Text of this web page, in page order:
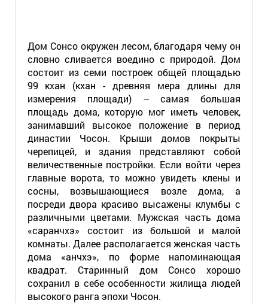
Дом Сонсо окружен лесом, благодаря чему он
словно сливается воедино с природой. Дом
состоит из семи построек общей площадью
99 кхан (кхан - древняя мера длины для
измерения площади) – самая большая
площадь дома, которую мог иметь человек,
занимавший высокое положение в период
династии Чосон. Крыши домов покрыты
черепицей, и здания представляют собой
величественные постройки. Если войти через
главные ворота, то можно увидеть клены и
сосны, возвышающиеся возле дома, а
посреди двора красиво высажены клумбы с
различными цветами. Мужская часть дома
«саранчхэ» состоит из большой и малой
комнаты. Далее располагается женская часть
дома «анчхэ», по форме напоминающая
квадрат. Старинный дом Сонсо хорошо
сохранил в себе особенности жилища людей
высокого ранга эпохи Чосон.